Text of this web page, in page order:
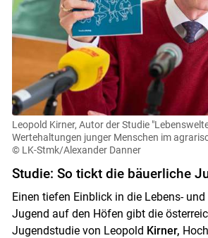
Leopold Kirner, Autor der Studie
Wertehaltungen junger Menschen im
© LK-Stmk/Alexander Danner
Studie: So tickt die bäuerliche
Einen tiefen Einblick in die Lebens-
Jugend auf den Höfen gibt die
Jugendstudie von Leopold Kirner,